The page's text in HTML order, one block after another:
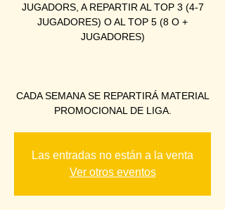
JUGADORS, A REPARTIR AL TOP 3 (4-7
JUGADORES) O AL TOP 5 (8 O +
JUGADORES)
CADA SEMANA SE REPARTIRÁ MATERIAL
PROMOCIONAL DE LIGA.
Las entradas no están a la venta
Ver otros eventos